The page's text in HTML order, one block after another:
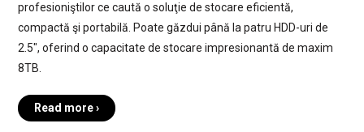
profesioniştilor ce caută o soluţie de stocare eficientă,
compactă şi portabilă. Poate găzdui până la patru HDD-uri de
2.5″, oferind o capacitate de stocare impresionantă de maxim
8TB.
Read more ›